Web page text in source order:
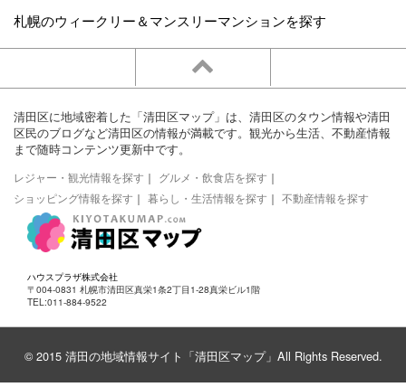
札幌のウィークリー＆マンスリーマンションを探す
清田区に地域密着した「清田区マップ」は、清田区のタウン情報や清田
区民のブログなど清田区の情報が満載です。観光から生活、不動産情報
まで随時コンテンツ更新中です。
レジャー・観光情報を探す ｜ グルメ・飲食店を探す ｜
ショッピング情報を探す ｜ 暮らし・生活情報を探す ｜ 不動産情報を探す
ハウスプラザ株式会社
〒004-0831 札幌市清田区真栄1条2丁目1-28真栄ビル1階
TEL:011-884-9522
© 2015 清田の地域情報サイト「清田区マップ」All Rights Reserved.